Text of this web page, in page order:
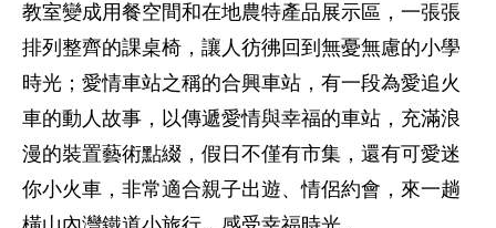
教室變成用餐空間和在地農特產品展示區，一張張
排列整齊的課桌椅，讓人彷彿回到無憂無慮的小學
時光；愛情車站之稱的合興車站，有一段為愛追火
車的動人故事，以傳遞愛情與幸福的車站，充滿浪
漫的裝置藝術點綴，假日不僅有市集，還有可愛迷
你小火車，非常適合親子出遊、情侶約會，來一趟